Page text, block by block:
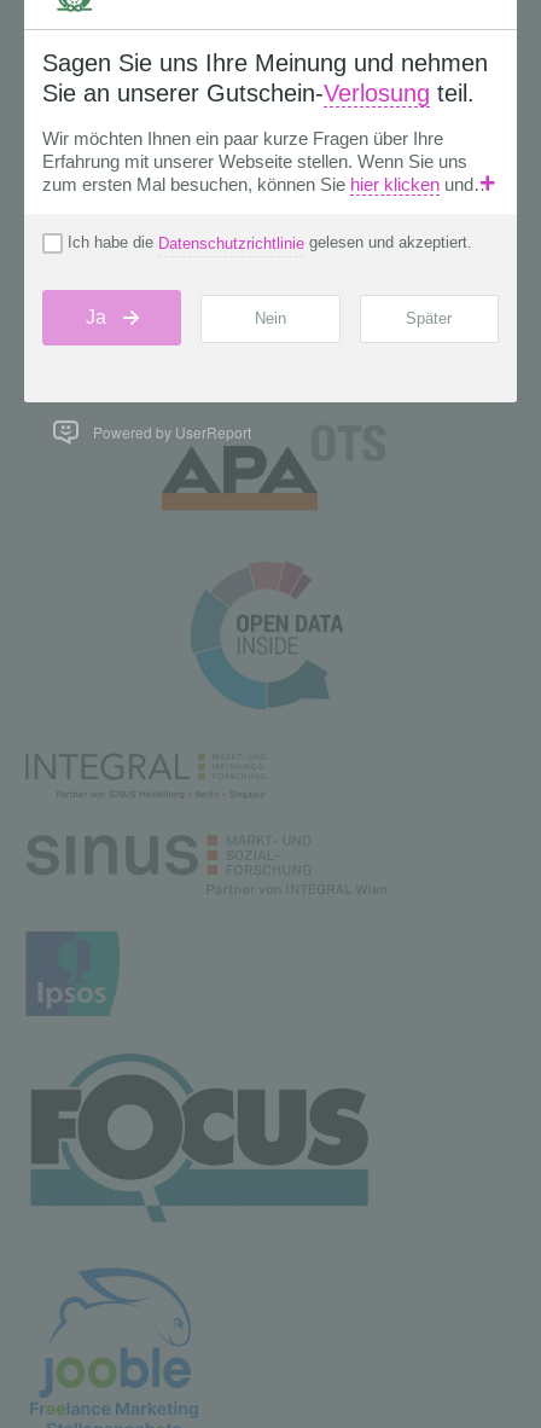
Powered by UserReport